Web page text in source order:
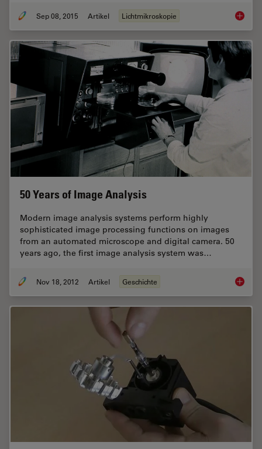
Sep 08, 2015 Artikel Lichtmikroskopie A Brief
50 Years of Image Analysis
Modern image analysis systems perform highly
sophisticated image processing functions on images
from an automated microscope and digital camera. 50
years ago, the first image analysis system was…
Nov 18, 2012 Artikel Geschichte 50